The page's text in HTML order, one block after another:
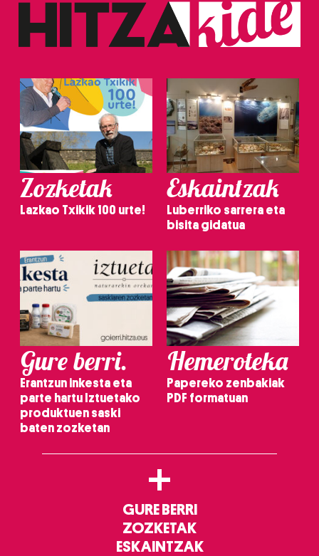
Zozketak
Lazkao Txikik 100 urte!
Eskaintzak
Luberriko sarrera eta
bisita gidatua
Gure berri.
Erantzun inkesta eta
parte hartu Iztuetako
produktuen saski
baten zozketan
Hemeroteka
Papereko zenbakiak
PDF formatuan
+
GURE BERRI
ZOZKETAK
ESKAINTZAK